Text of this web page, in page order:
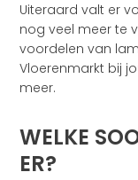
Uiteraard valt er
nog veel meer te
voordelen van
Vloerenmarkt bij
meer.
WELKE
ER?